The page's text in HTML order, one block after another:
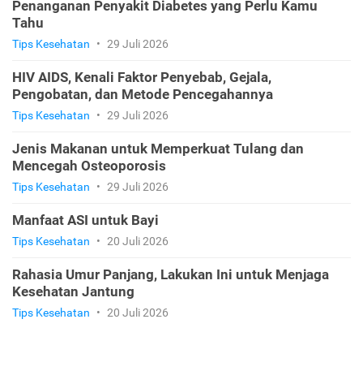
Penanganan Penyakit Diabetes yang Perlu Kamu
Tahu
Tips Kesehatan • 29 Juli 2026
HIV AIDS, Kenali Faktor Penyebab, Gejala,
Pengobatan, dan Metode Pencegahannya
Tips Kesehatan • 29 Juli 2026
Jenis Makanan untuk Memperkuat Tulang dan
Mencegah Osteoporosis
Tips Kesehatan • 29 Juli 2026
Manfaat ASI untuk Bayi
Tips Kesehatan • 20 Juli 2026
Rahasia Umur Panjang, Lakukan Ini untuk Menjaga
Kesehatan Jantung
Tips Kesehatan • 20 Juli 2026